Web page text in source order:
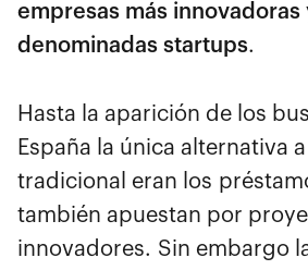
empresas más
denominadas startups.
Hasta la aparición de los
España la única alternativa
tradicional eran los
también apuestan por
innovadores. Sin embargo